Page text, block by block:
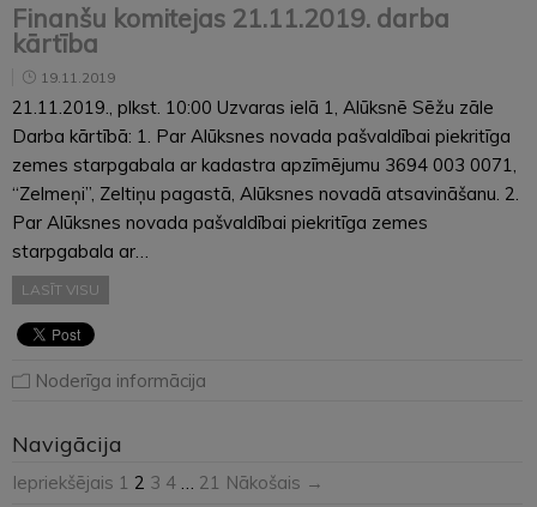
Finanšu komitejas 21.11.2019. darba
kārtība
19.11.2019
21.11.2019., plkst. 10:00 Uzvaras ielā 1, Alūksnē Sēžu zāle
Darba kārtībā: 1. Par Alūksnes novada pašvaldībai piekritīga
zemes starpgabala ar kadastra apzīmējumu 3694 003 0071,
“Zelmeņi”, Zeltiņu pagastā, Alūksnes novadā atsavināšanu. 2.
Par Alūksnes novada pašvaldībai piekritīga zemes
starpgabala ar…
LASĪT VISU
Noderīga informācija
Navigācija
Iepriekšējais 1 2 3 4 21 Nākošais →